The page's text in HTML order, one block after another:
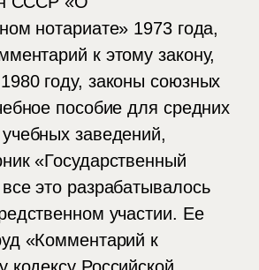
нотариате» 1973 года,
к этому закону,
году, законы союзных
пособие для средних
заведений,
«Государственный
это разрабатывалось
участии. Ее
«Комментарий к